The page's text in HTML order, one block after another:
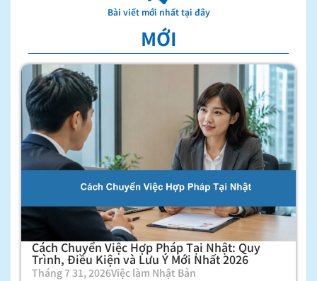
Bài viết mới nhất tại đây
MỚI
Cách Chuyển Việc Hợp Pháp Tại Nhật: Quy
Trình, Điều Kiện và Lưu Ý Mới Nhất 2026
Tháng 7 31, 2026Việc làm Nhật Bản